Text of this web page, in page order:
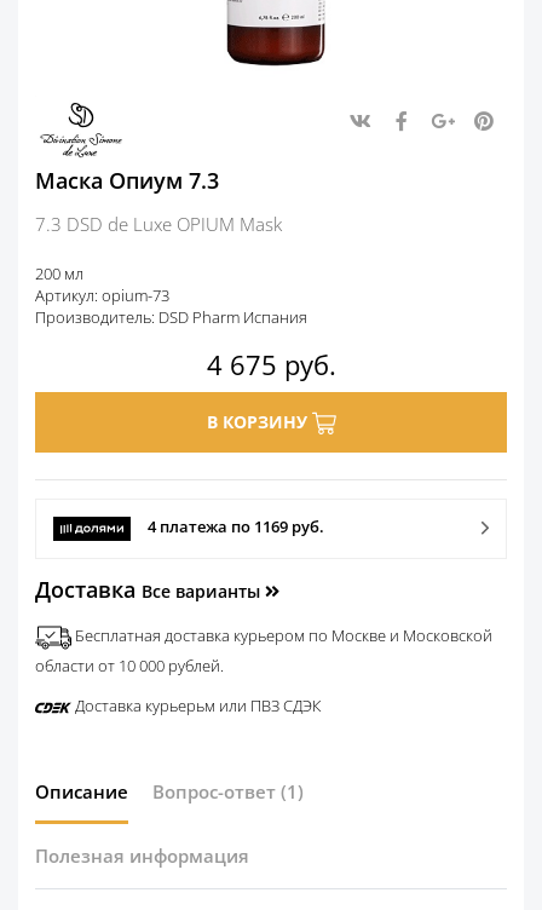
Маска Опиум 7.3
7.3 DSD de Luxe OPIUM Mask
200 мл
Артикул: opium-73
Производитель: DSD Pharm Испания
4 675 руб.
В КОРЗИНУ
4 платежа по 1169 руб.
Доставка Все варианты
Бесплатная доставка курьером по Москве и Московской
области от 10 000 рублей.
Доставка курьерьм или ПВЗ СДЭК
Описание Вопрос-ответ(1)
Полезная информация